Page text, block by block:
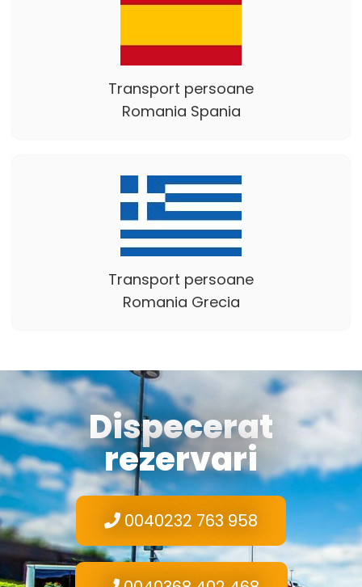
Transport persoane
Romania Spania
Transport persoane
Romania Grecia
Dispecerat
rezervari
0040232 763 958